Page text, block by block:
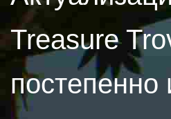
Treasure
постепенно